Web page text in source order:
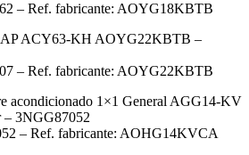
– Ref. fabricante: AOYG18KBTB
ACY63-KH AOYG22KBTB –
– Ref. fabricante: AOYG22KBTB
acondicionado 1×1 General AGG14-KV
– 3NGG87052
– Ref. fabricante: AOHG14KVCA